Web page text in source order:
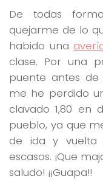
De todas
quejarme de lo
habido una
clase. Por una
puente antes
me he perdido
clavado 1,80 en
pueblo, ya que
de ida y vuelta
escasos. ¡Que
saludo! ¡¡Guapa!!